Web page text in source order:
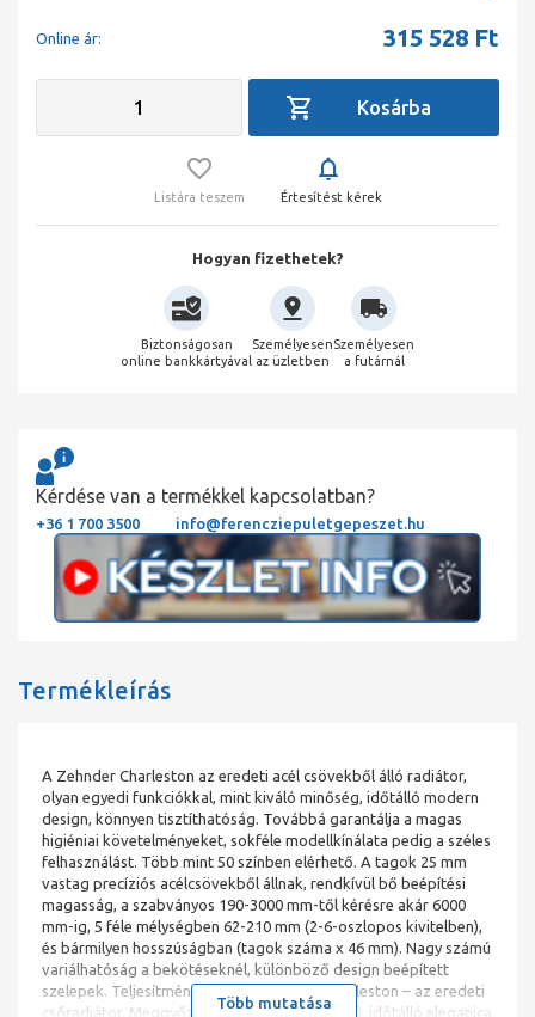
Online ár: 315 528 Ft
Listára teszem Értesítést kérek
Hogyan fizethetek?
Biztonságosan
online bankkártyával
Személyesen
az üzletben
Személyesen
a futárnál
Kérdése van a termékkel kapcsolatban?
+36 1 700 3500 info@ferencziepuletgepeszet.hu
Termékleírás
A Zehnder Charleston az eredeti acél csövekből álló radiátor,
olyan egyedi funkciókkal, mint kiváló minőség, időtálló modern
design, könnyen tisztíthatóság. Továbbá garantálja a magas
higiéniai követelményeket, sokféle modellkínálata pedig a széles
felhasználást. Több mint 50 színben elérhető. A tagok 25 mm
vastag precíziós acélcsövekből állnak, rendkívül bő beépítési
magasság, a szabványos 190-3000 mm-től kérésre akár 6000
mm-ig, 5 féle mélységben 62-210 mm (2-6-oszlopos kivitelben),
és bármilyen hosszúságban (tagok száma x 46 mm). Nagy számú
variálhatóság a bekötéseknél, különböző design beépített
szelepek. Teljesítmény: 1916 W Zehnder Charleston – az eredeti
csőradiátor. Meggyőző, áttetsző megjelenésű, időtálló eleganica
Több mutatása